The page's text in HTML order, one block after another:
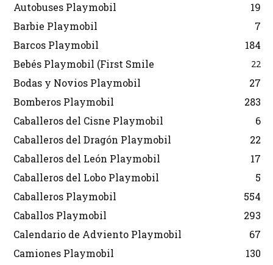
Autobuses Playmobil
19
Barbie Playmobil
7
Barcos Playmobil
184
Bebés Playmobil (First Smile
22
Bodas y Novios Playmobil
27
Bomberos Playmobil
283
Caballeros del Cisne Playmobil
6
Caballeros del Dragón Playmobil
22
Caballeros del León Playmobil
17
Caballeros del Lobo Playmobil
5
Caballeros Playmobil
554
Caballos Playmobil
293
Calendario de Adviento Playmobil
67
Camiones Playmobil
130